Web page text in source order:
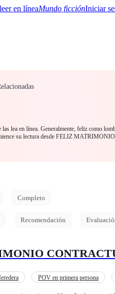
Mundo ficciónIniciar
lea en línea. Generalmente, feliz como
su lectura desde FELIZ
Completo
Recomendación
POV en primera persona